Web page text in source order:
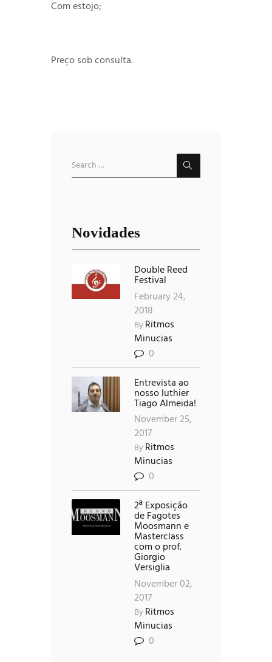
Com estojo;
Preço sob consulta.
Novidades
Double Reed
Festival
February 24,
2018
ByRitmos
Minucias
0
Entrevista ao
nosso luthier
Tiago Almeida!
November 25,
2017
ByRitmos
Minucias
0
2ª Exposição
de Fagotes
Moosmann e
Masterclass
com o prof.
Giorgio
Versiglia
November 02,
2017
ByRitmos
Minucias
0